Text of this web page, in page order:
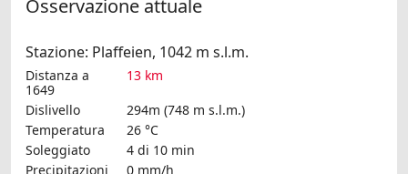
Osservazione attuale
Stazione: Plaffeien, 1042 m s.l.m.
Distanza a
1649
13 km
Dislivello
294m (748 m s.l.m.)
Temperatura
26 °C
Soleggiato
4 di 10 min
Precipitazioni
0 mm/h